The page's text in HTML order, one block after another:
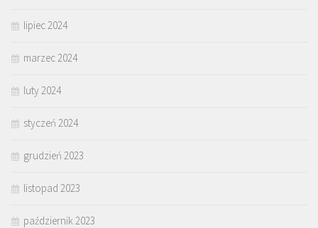
lipiec 2024
marzec 2024
luty 2024
styczeń 2024
grudzień 2023
listopad 2023
październik 2023